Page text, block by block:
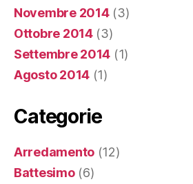
Novembre 2014(3)
Ottobre 2014(3)
Settembre 2014 (1)
Agosto 2014 (1)
Categorie
Arredamento (12)
Battesimo(6)